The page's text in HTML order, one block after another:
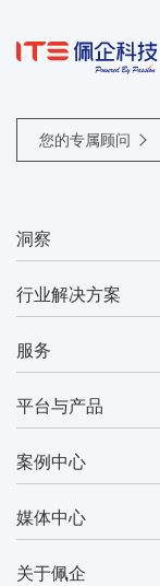
您的专属顾问
洞察
行业解决方案
服务
平台与产品
案例中心
媒体中心
关于佩企